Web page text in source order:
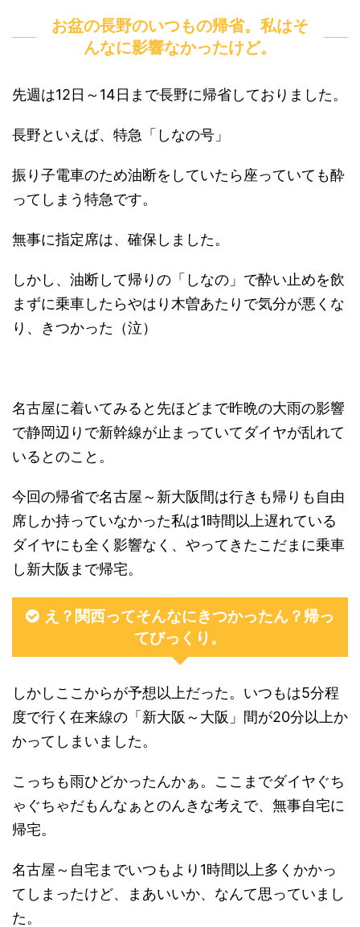
お盆の長野のいつもの帰省。私はそ
んなに影響なかったけど。
先週は12日～14日まで長野に帰省しておりました。
長野といえば、特急「しなの号」
振り子電車のため油断をしていたら座っていても酔
ってしまう特急です。
無事に指定席は、確保しました。
しかし、油断して帰りの「しなの」で酔い止めを飲
まずに乗車したらやはり木曽あたりで気分が悪くな
り、きつかった（泣）
名古屋に着いてみると先ほどまで昨晩の大雨の影響
で静岡辺りで新幹線が止まっていてダイヤが乱れて
いるとのこと。
今回の帰省で名古屋～新大阪間は行きも帰りも自由
席しか持っていなかった私は1時間以上遅れている
ダイヤにも全く影響なく、やってきたこだまに乗車
し新大阪まで帰宅。
え？関西ってそんなにきつかったん？帰っ
てびっくり。
しかしここからが予想以上だった。いつもは5分程
度で行く在来線の「新大阪～大阪」間が20分以上か
かってしまいました。
こっちも雨ひどかったんかぁ。ここまでダイヤぐち
ゃぐちゃだもんなぁとのんきな考えで、無事自宅に
帰宅。
名古屋～自宅までいつもより1時間以上多くかかっ
てしまったけど、まあいいか、なんて思っていまし
た。